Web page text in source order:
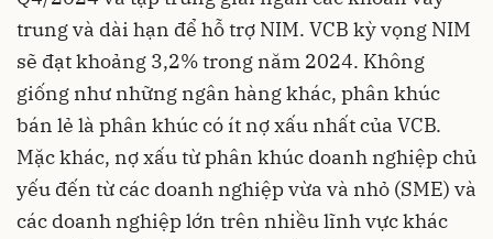
trung và dài hạn để hỗ trợ NIM. VCB kỳ vọng NIM
sẽ đạt khoảng 3,2% trong năm 2024. Không
giống như những ngân hàng khác, phân khúc
bán lẻ là phân khúc có ít nợ xấu nhất của VCB.
Mặc khác, nợ xấu từ phân khúc doanh nghiệp chủ
yếu đến từ các doanh nghiệp vừa và nhỏ (SME) và
các doanh nghiệp lớn trên nhiều lĩnh vực khác